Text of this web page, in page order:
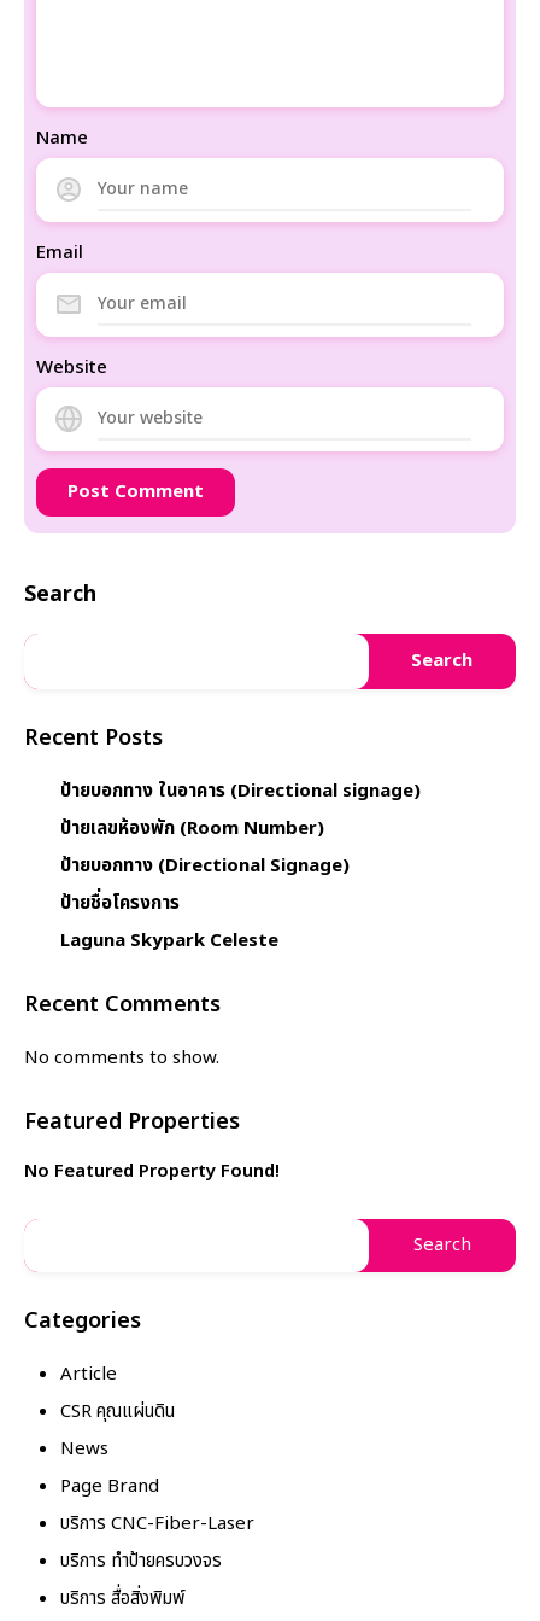
Name
Email
Website
Search
Search
Recent Posts
ป้ายบอกทาง ในอาคาร (Directional signage)
ป้ายเลขห้องพัก (Room Number)
ป้ายบอกทาง (Directional Signage)
ป้ายชื่อโครงการ
Laguna Skypark Celeste
Recent Comments
No comments to show.
Featured Properties
No Featured Property Found!
Categories
Article
CSR คุณแผ่นดิน
News
Page Brand
บริการ CNC-Fiber-Laser
บริการ ทำป้ายครบวงจร
บริการ สื่อสิ่งพิมพ์